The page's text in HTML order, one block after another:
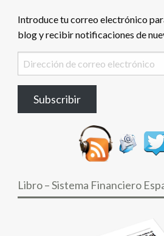
Introduce tu correo electrónico
blog y recibir notificaciones de
Dirección
de
electrónico
Subscribir
Libro – Sistema Financiero